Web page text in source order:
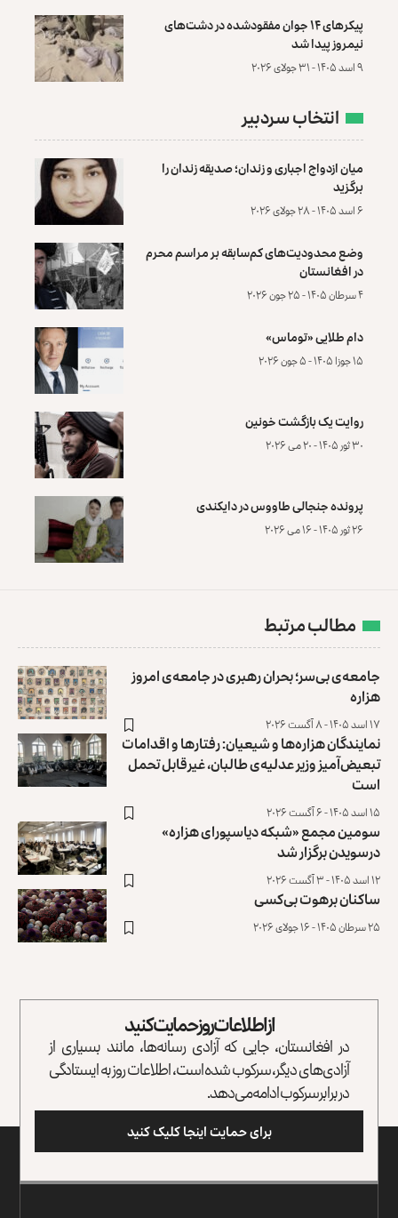
پیکرهای ۱۴ جوان مفقودشده در دشت‌های
نیمروز پیدا شد
۹ اسد ۱۴۰۵ - ۳۱ جولای ۲۰۲۶
انتخاب سردبیر
میان ازدواج اجباری و زندان؛ صدیقه زندان را
برگزید
۶ اسد ۱۴۰۵ - ۲۸ جولای ۲۰۲۶
وضع محدودیت‌های کم‌سابقه بر مراسم محرم
در افغانستان
۴ سرطان ۱۴۰۵ - ۲۵ جون ۲۰۲۶
دام طلایی «توماس»
۱۵ جوزا ۱۴۰۵ - ۵ جون ۲۰۲۶
روایت یک بازگشت خونین
۳۰ ثور ۱۴۰۵ - ۲۰ می ۲۰۲۶
پرونده‌ جنجالی طاووس در دایکندی
۲۶ ثور ۱۴۰۵ - ۱۶ می ۲۰۲۶
مطالب مرتبط
جامعه‌ی بی‌سر؛ بحران رهبری در جامعه‌ی امروز
هزاره
۱۷ اسد ۱۴۰۵ - ۸ آگست ۲۰۲۶
نمایندگان هزاره‌ها و شیعیان: ‏رفتارها و اقدامات
تبعیض‌آمیز وزیر عدلیه‌ی طالبان، ‏غیرقابل تحمل
است
۱۵ اسد ۱۴۰۵ - ۶ آگست ۲۰۲۶
سومین مجمع «شبکه دیاسپورای هزاره»
درسویدن برگزار شد
۱۲ اسد ۱۴۰۵ - ۳ آگست ۲۰۲۶
ساکنان برهوت بی‌کسی
۲۵ سرطان ۱۴۰۵ - ۱۶ جولای ۲۰۲۶
از اطلاعات روز حمایت کنید
در افغانستان، جایی که آزادی رسانه‌ها، مانند بسیاری از
آزادی‌های دیگر، سرکوب شده است، اطلاعات روز به ایستادگی
در برابر سرکوب ادامه می‌دهد.
برای حمایت اینجا کلیک کنید